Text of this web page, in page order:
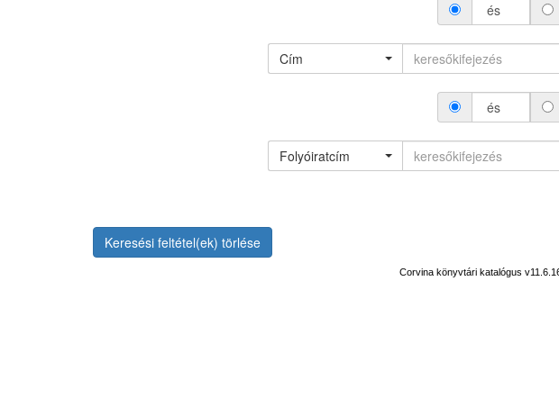
és
Cím
és
Folyóiratcím
Keresési feltétel(ek) törlése
Corvina könyvtári katalógus